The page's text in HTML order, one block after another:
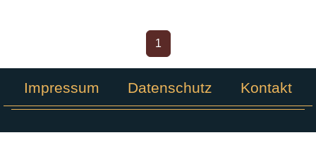
1
Impressum Datenschutz Kontakt